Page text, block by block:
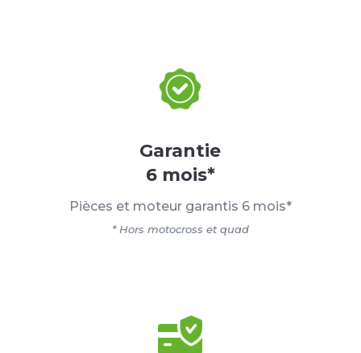
Garantie
6 mois*
Pièces et moteur garantis 6 mois*
* Hors motocross et quad